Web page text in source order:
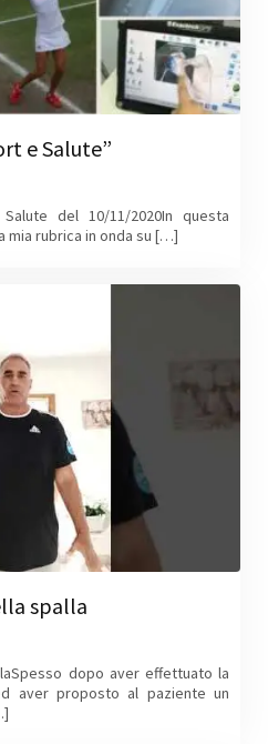
e Salute”
del 10/11/2020In questa
mia rubrica in onda su […]
spalla
dopo aver effettuato la
aver proposto al paziente un